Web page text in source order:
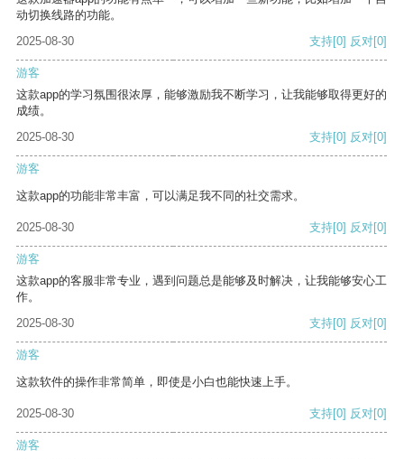
动切换线路的功能。
2025-08-30
支持[0] 反对[0]
游客
这款app的学习氛围很浓厚，能够激励我不断学习，让我能够取得更好的
成绩。
2025-08-30
支持[0] 反对[0]
游客
这款app的功能非常丰富，可以满足我不同的社交需求。
2025-08-30 支持[0] 反对[0]
游客
这款app的客服非常专业，遇到问题总是能够及时解决，让我能够安心工
作。
2025-08-30
支持[0] 反对[0]
游客
这款软件的操作非常简单，即使是小白也能快速上手。
2025-08-30 支持[0] 反对[0]
游客